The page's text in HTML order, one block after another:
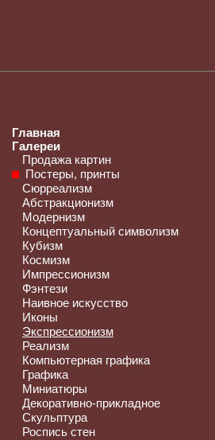
Главная
Галереи
Продажа картин
Постеры, принты
Сюрреализм
Абстракционизм
Модернизм
Концептуальный символизм
Кубизм
Космизм
Импрессионизм
Фэнтези
Наивное искусство
Иконы
Экспрессионизм
Реализм
Компьютерная графика
Графика
Миниатюры
Декоративно-прикладное
Скульптура
Роспись стен